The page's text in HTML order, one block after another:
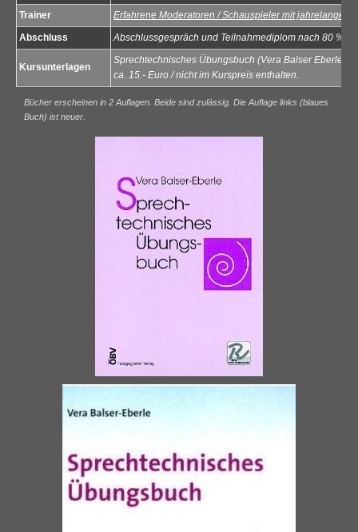
Trainer
Erfahrene Moderatoren / Schauspieler mit jahrelanger
Abschluss
Abschlussgespräch und Teilnahmediplom nach 80 %
Kursunterlagen
Sprechtechnisches Übungsbuch (Vera Balser Eberle /
ca. 15.- Euro / nicht im Kurspreis enthalten.
Bücher erscheinen in 2 Auflagen. Beide sind zulässig. Die Auflage links (blaues
Buch) ist neuer.